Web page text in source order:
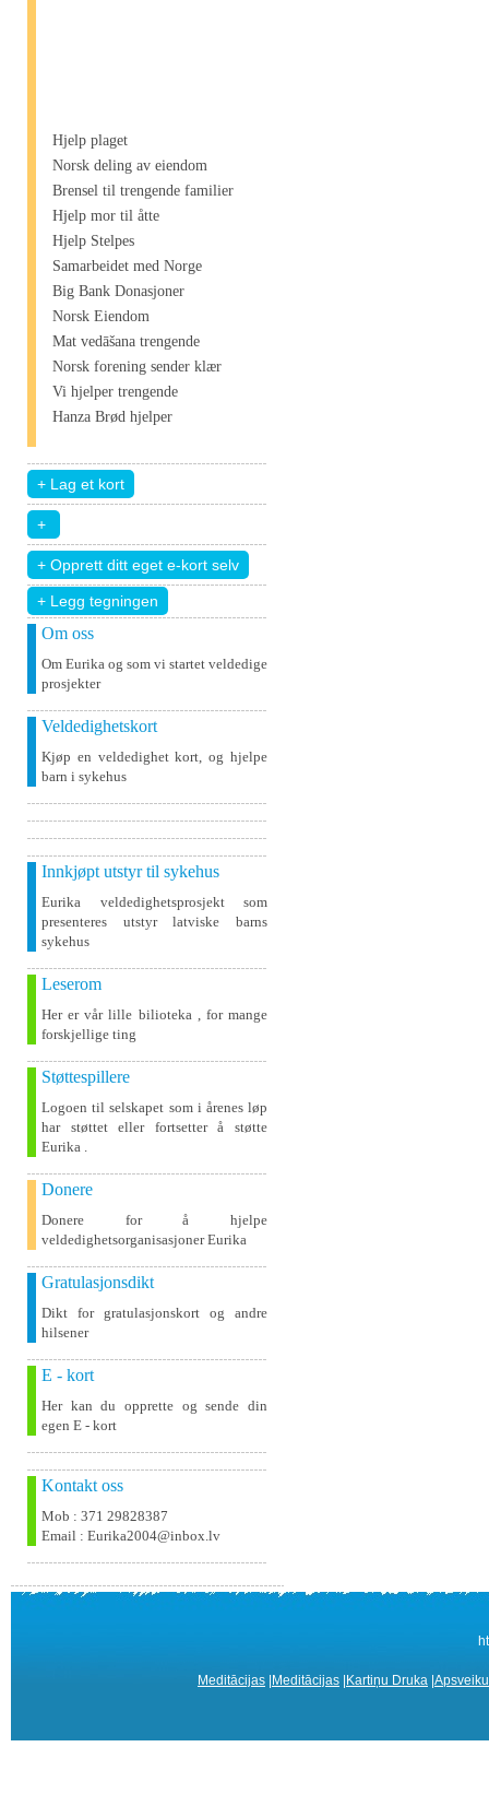
Hjelp plaget
Norsk deling av eiendom
Brensel til trengende familier
Hjelp mor til åtte
Hjelp Stelpes
Samarbeidet med Norge
Big Bank Donasjoner
Norsk Eiendom
Mat vedāšana trengende
Norsk forening sender klær
Vi hjelper trengende
Hanza Brød hjelper
+ Legg tegningen
Om oss
Om Eurika og som vi startet veldedige
prosjekter
Veldedighetskort
Kjøp en veldedighet kort, og hjelpe
barn i sykehus
Innkjøpt utstyr til sykehus
Eurika veldedighetsprosjekt som
presenteres utstyr latviske barns
sykehus
Leserom
Her er vår lille bilioteka , for mange
forskjellige ting
Støttespillere
Logoen til selskapet som i årenes løp
har støttet eller fortsetter å støtte
Eurika .
Donere
Donere for å hjelpe
veldedighetsorganisasjoner Eurika
Gratulasjonsdikt
Dikt for gratulasjonskort og andre
hilsener
E - kort
Her kan du opprette og sende din
egen E - kort
Kontakt oss
Mob : 371 29828387
Email : Eurika2004@inbox.lv
Meditācijas Meditācijas Kartiņu Druka